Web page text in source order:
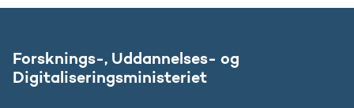
Forsknings-, Uddannelses- og
Digitaliseringsministeriet